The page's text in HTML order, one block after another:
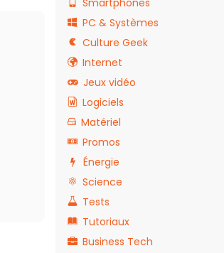
PC & Systèmes
Culture Geek
Internet
Jeux vidéo
Logiciels
Matériel
Promos
Énergie
Science
Tests
Tutoriaux
Business Tech